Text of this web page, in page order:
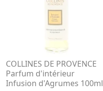
COLLINES DE PROVENCE
Parfum d'intérieur
Infusion d'Agrumes 100ml